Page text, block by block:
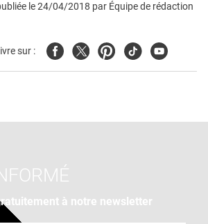
le24/04/2018 par Équipe de rédaction
sur : FacebookTwitterPinterest
TiktokYoutube
à notre newsletter